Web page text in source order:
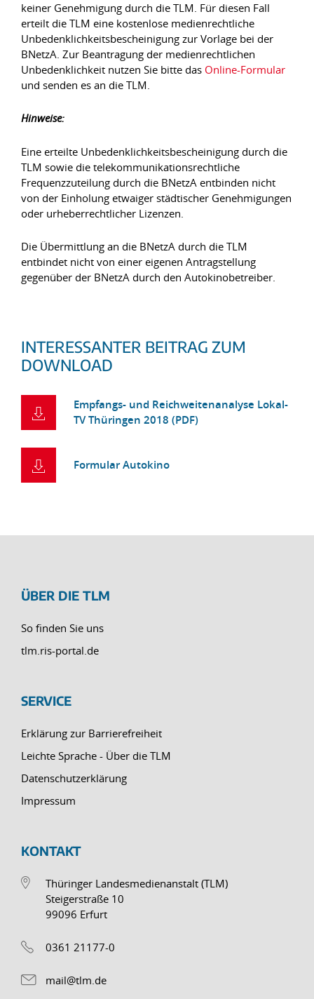
keiner Genehmigung durch die TLM. Für diesen Fall
erteilt die TLM eine kostenlose medienrechtliche
Unbedenklichkeitsbescheinigung zur Vorlage bei der
BNetzA. Zur Beantragung der medienrechtlichen
Unbedenklichkeit nutzen Sie bitte das Online-Formular
und senden es an die TLM.
Hinweise:
Eine erteilte Unbedenklichkeitsbescheinigung durch die
TLM sowie die telekommunikationsrechtliche
Frequenzzuteilung durch die BNetzA entbinden nicht
von der Einholung etwaiger städtischer Genehmigungen
oder urheberrechtlicher Lizenzen.
Die Übermittlung an die BNetzA durch die TLM
entbindet nicht von einer eigenen Antragstellung
gegenüber der BNetzA durch den Autokinobetreiber.
INTERESSANTER BEITRAG ZUM
DOWNLOAD
Empfangs- und Reichweitenanalyse Lokal-
TV Thüringen 2018 (PDF)
Formular Autokino
ÜBER DIE TLM
So finden Sie uns
tlm.ris-portal.de
SERVICE
Erklärung zur Barrierefreiheit
Leichte Sprache - Über die TLM
Datenschutzerklärung
Impressum
KONTAKT
Thüringer Landesmedienanstalt (TLM)
Steigerstraße 10
99096 Erfurt
0361 21177-0
mail@tlm.de